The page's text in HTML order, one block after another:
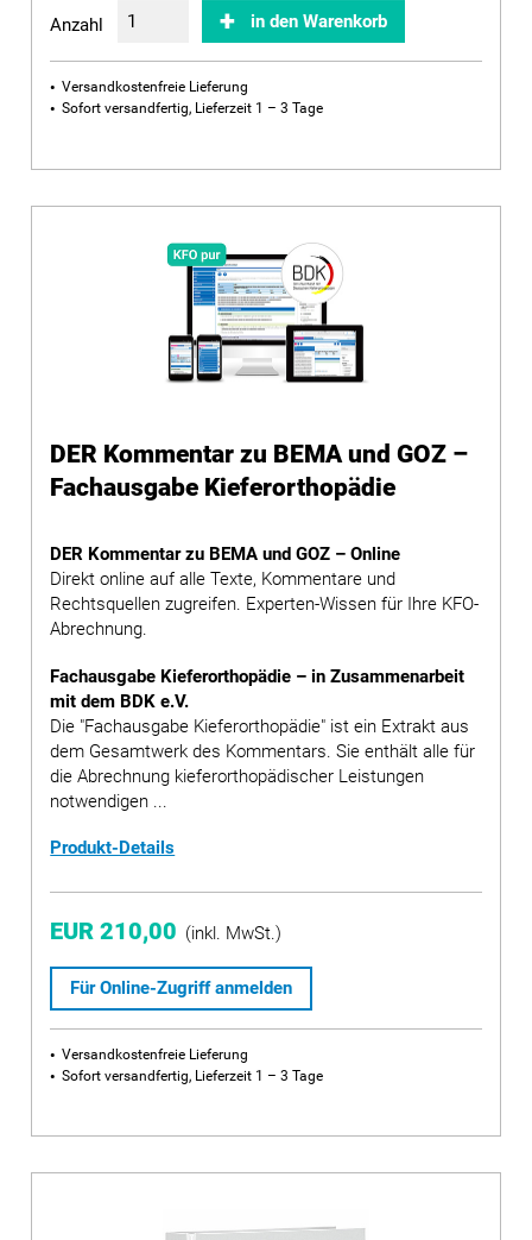
Anzahl in den Warenkorb
Versandkostenfreie Lieferung
Sofort versandfertig, Lieferzeit 1 – 3 Tage
DER Kommentar zu BEMA und GOZ –
Fachausgabe Kieferorthopädie
DER Kommentar zu BEMA und GOZ – Online
Direkt online auf alle Texte, Kommentare und
Rechtsquellen zugreifen. Experten-Wissen für Ihre KFO-
Abrechnung.
Fachausgabe Kieferorthopädie – in Zusammenarbeit
mit dem BDK e.V.
Die "Fachausgabe Kieferorthopädie" ist ein Extrakt aus
dem Gesamtwerk des Kommentars. Sie enthält alle für
die Abrechnung kieferorthopädischer Leistungen
notwendigen ...
Produkt-Details
EUR 210,00 (inkl. MwSt.)
Für Online-Zugriff anmelden
Versandkostenfreie Lieferung
Sofort versandfertig, Lieferzeit 1 – 3 Tage